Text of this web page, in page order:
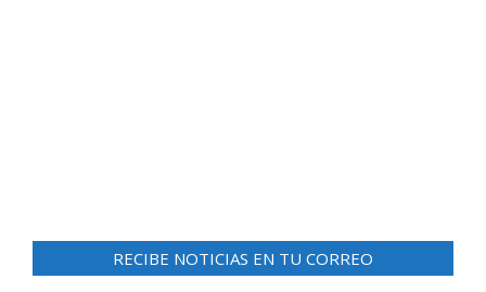
v
i
a
RECIBE NOTICIAS EN TU CORREO